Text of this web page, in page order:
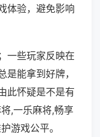
体验，避免影响
一些玩家反映在
能拿到好牌，
此怀疑是不是有
,一乐麻将,畅享
游戏公平。